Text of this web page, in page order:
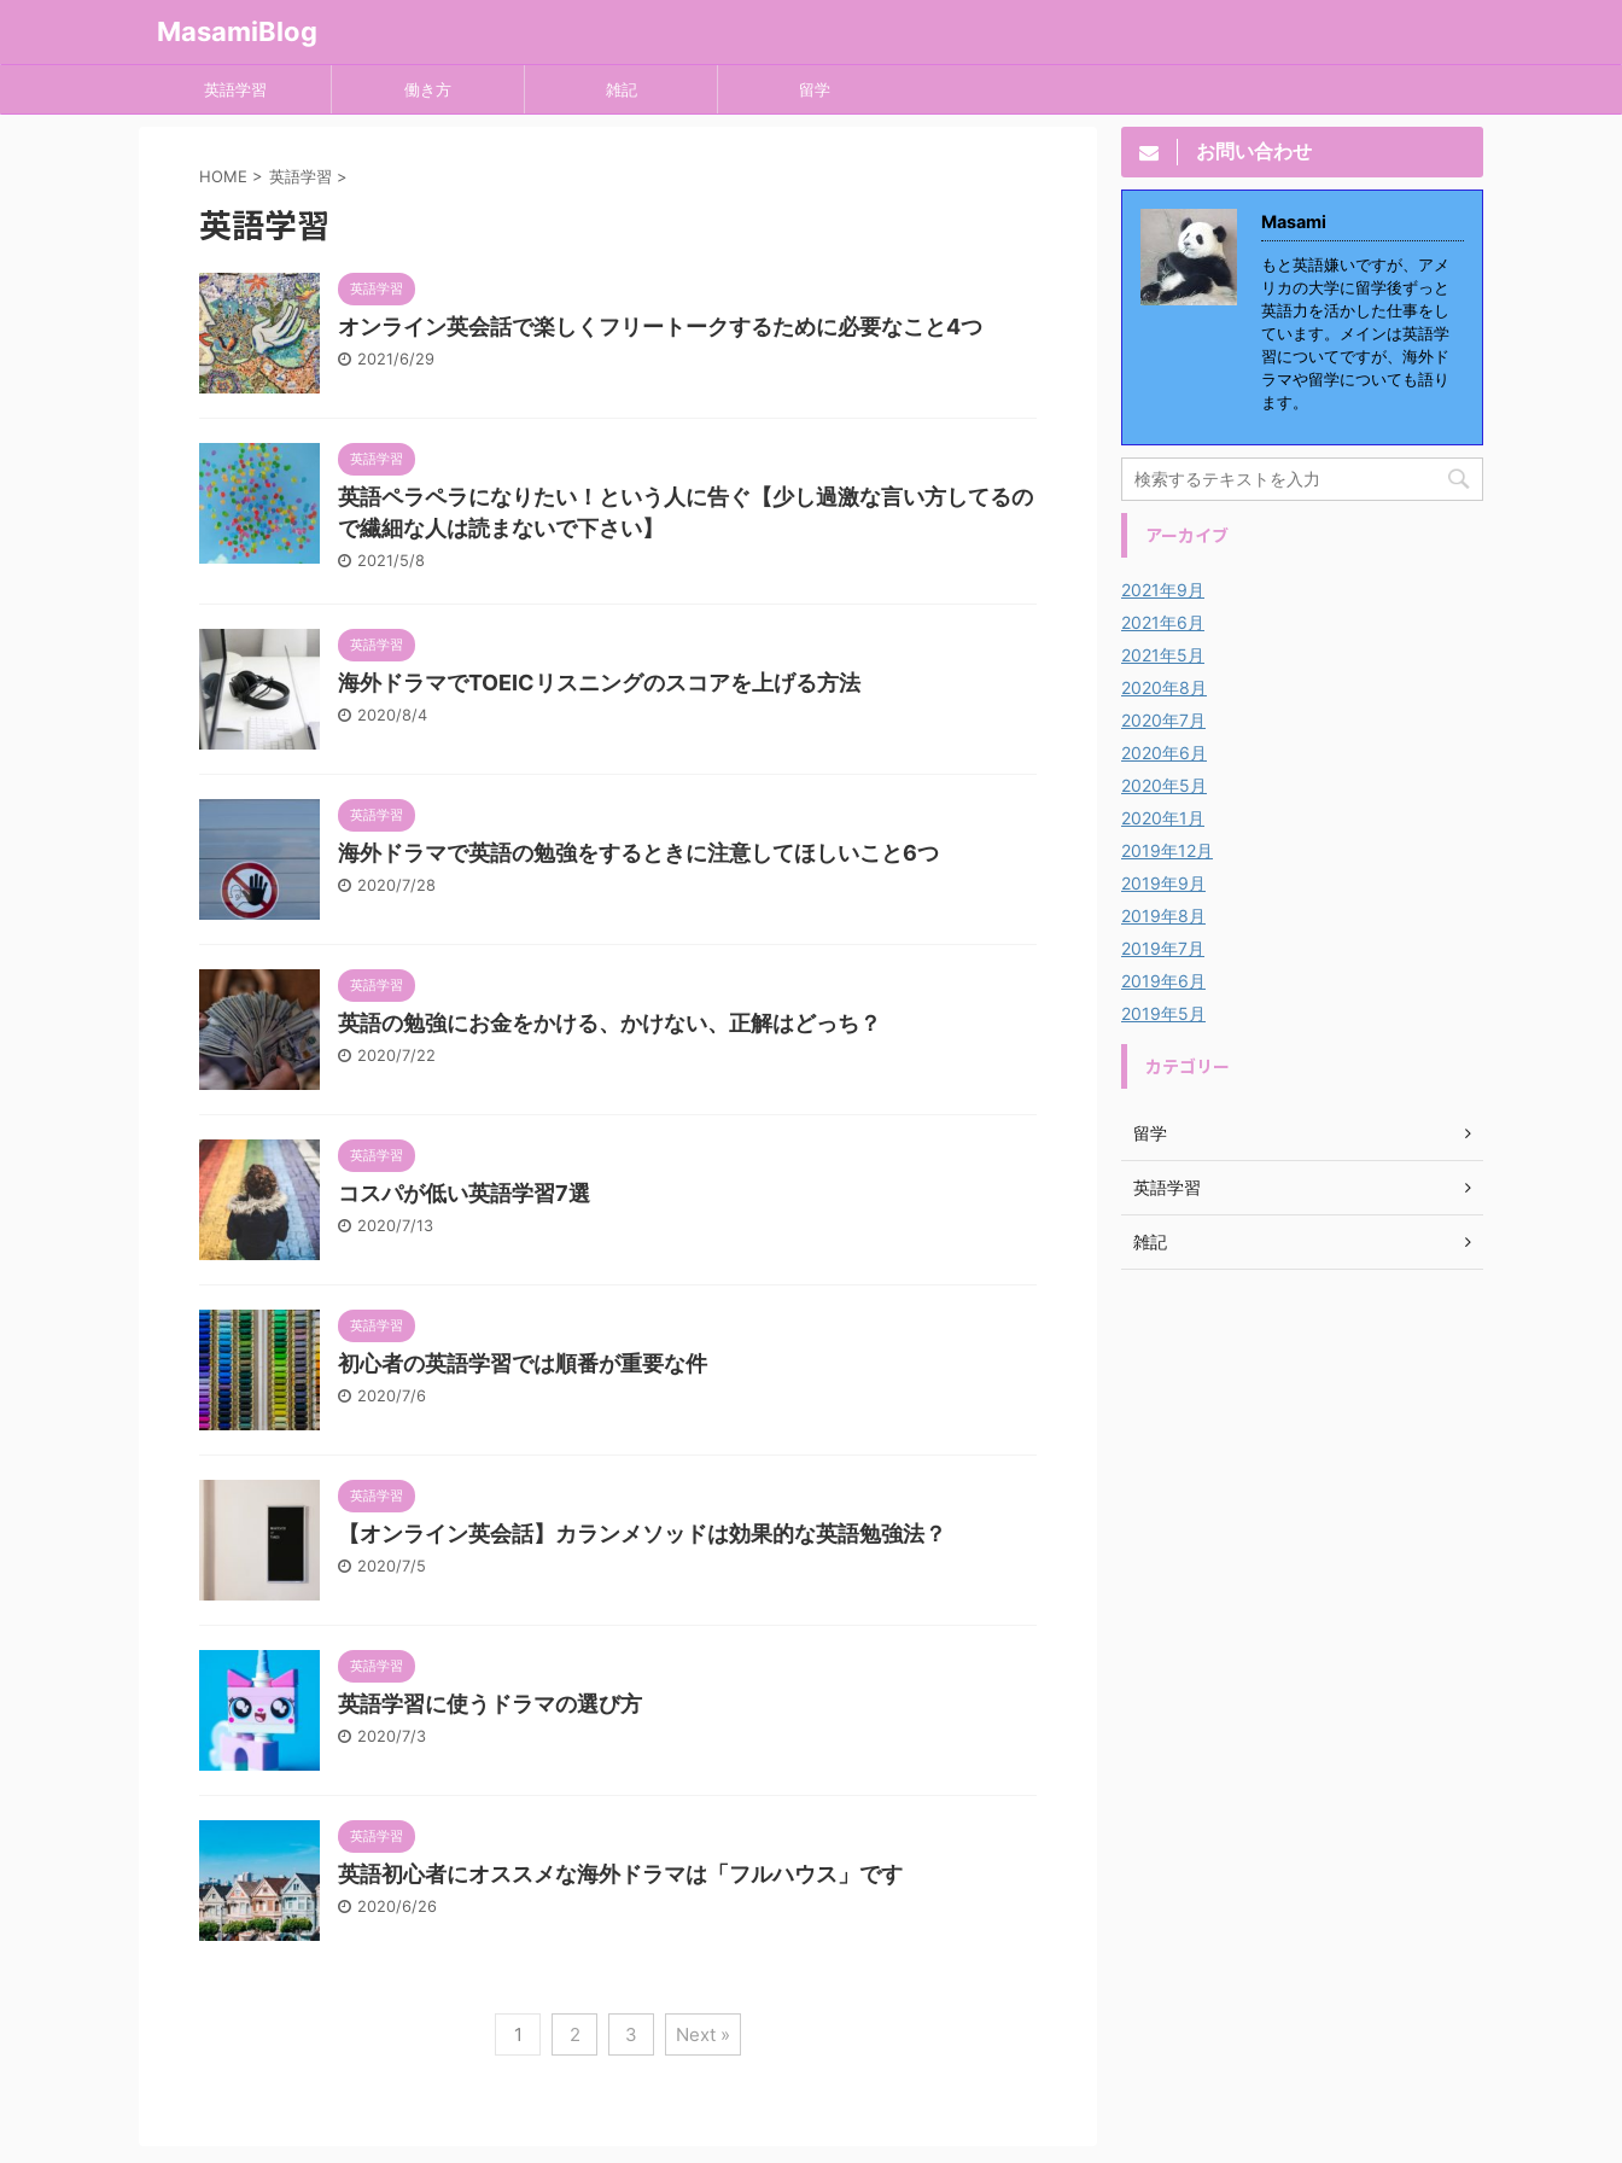
MasamiBlog
英語学習 働き方 雑記 留学
HOME > 英語学習 >
英語学習
英語学習
オンライン英会話で楽しくフリートークするために必要なこと4つ
2021/6/29
英語学習
英語ペラペラになりたい！という人に告ぐ【少し過激な言い方してるの
で繊細な人は読まないで下さい】
2021/5/8
英語学習
海外ドラマでTOEICリスニングのスコアを上げる方法
2020/8/4
英語学習
海外ドラマで英語の勉強をするときに注意してほしいこと6つ
2020/7/28
英語学習
英語の勉強にお金をかける、かけない、正解はどっち？
2020/7/22
英語学習
コスパが低い英語学習7選
2020/7/13
英語学習
初心者の英語学習では順番が重要な件
2020/7/6
英語学習
【オンライン英会話】カランメソッドは効果的な英語勉強法？
2020/7/5
英語学習
英語学習に使うドラマの選び方
2020/7/3
英語学習
英語初心者にオススメな海外ドラマは「フルハウス」です
2020/6/26
1 2 3 Next »
お問い合わせ
Masami
もと英語嫌いですが、アメ
リカの大学に留学後ずっと
英語力を活かした仕事をし
ています。メインは英語学
習についてですが、海外ド
ラマや留学についても語り
ます。
アーカイブ
2021年9月
2021年6月
2021年5月
2020年8月
2020年7月
2020年6月
2020年5月
2020年1月
2019年12月
2019年9月
2019年8月
2019年7月
2019年6月
2019年5月
カテゴリー
留学
英語学習
雑記